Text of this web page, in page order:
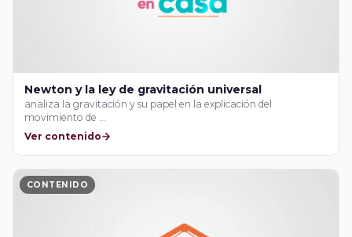
Newton y la ley de gravitación universal
analiza la gravitación y su papel en la explicación del
movimiento de …
Ver contenido
CONTENIDO